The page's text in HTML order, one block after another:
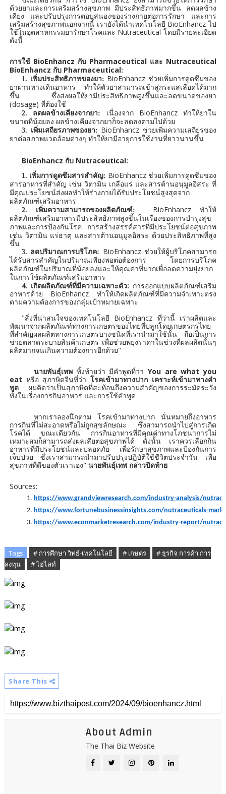
ด้วยยาและการเสริมสร้างสุขภาพ มีประสิทธิภาพมากขึ้น ลดผลข้าง
เคียง และปรับปรุงการตอบสนองของร่างกายต่อการรักษา และการ
เสริมสร้างสุขภาพนอกจากนี้ เรายังได้นำเทคโนโลยี BioEnhancz ไป
ใช้ในอุตสาหกรรมยารักษาโรคและ Nutraceutical โดยมีรายละเอียด
ดังนี้
การใช้ BioEnhancz กับ Pharmaceutical และ Nutraceutical
BioEnhancz กับ Pharmaceutical:
1. เพิ่มประสิทธิภาพของยา: BioEnhancz ช่วยเพิ่มการดูดซึมของ
ยาผ่านทางเดินอาหาร ทำให้ตัวยาสามารถเข้าสู่กระแสเลือดได้มาก
ขึ้น ซึ่งส่งผลให้ยามีประสิทธิภาพสูงขึ้นและลดขนาดของยา
(dosage) ที่ต้องใช้
2.
ลดผลข้างเคียงจากยา: เนื่องจากBioEnhanczทำให้ยาใน
ขนาดที่น้อยลง ผลข้างเคียงจากยาก็จะลดลงตามไปด้วย
3. เพิ่มเสถียรภาพของยา: BioEnhancz ช่วยเพิ่มความเสถียรของ
ยาต่อสภาพแวดล้อมต่างๆ ทำให้ยามีอายุการใช้งานที่ยาวนานขึ้น
BioEnhancz กับ Nutraceutical:
1. เพิ่มการดูดซึมสารสำคัญ: BioEnhancz ช่วยเพิ่มการดูดซึมของ
สารอาหารที่สำคัญ เช่น วิตามิน เกลือแร่ และสารต้านอนุมูลอิสระ ที่
มีคุณประโยชน์ส่งผลทำให้ร่างกายได้รับประโยชน์สูงสุดจาก
ผลิตภัณฑ์เสริมอาหาร
2. เพิ่มความสามารถของผลิตภัณฑ์:
BioEnhanczทำให้
ผลิตภัณฑ์เสริมอาหารมีประสิทธิภาพสูงขึ้นในเรื่องของการบำรุงสุข
ภาพและการป้องกันโรคการสร้างสรรค์สารที่มีประโยชน์ต่อสุขภาพ
เช่น วิตามิน แร่ธาตุ และสารต้านอนุมูลอิสระ ด้วยประสิทธิภาพที่สูง
ขึ้น
3. ลดปริมาณการบริโภค: BioEnhanczช่วยให้ผู้บริโภคสามารถ
ได้รับสารสำคัญในปริมาณเพียงพอต่อต้องการ โดยการบริโภค
ผลิตภัณฑ์ในปริมาณที่น้อยลงและให้คุณค่าที่มากเพื่อลดความยุ่งยาก
ในการใช้ผลิตภัณฑ์เสริมอาหาร
4. เกิดผลิตภัณฑ์ที่มีความเฉพาะตัว: การออกแบบผลิตภัณฑ์เสริม
อาหารด้วย BioEnhancz ทำให้เกิดผลิตภัณฑ์ที่มีความจำเพาะตรง
ตามความต้องการของกลุ่มเป้าหมายเฉพาะ
"สิ่งที่น่าสนใจของเทคโนโลยี BioEnhancz ที่ว่านี้ เราผลิตและ
พัฒนาจากผลิตภัณฑ์ทางการเกษตรของไทยที่ปลูกโดยเกษตรกรไทย
ที่สำคัญผลผลิตทางการเกษตรบางชนิดที่เรานำมาใช้นั้น ถือเป็นการ
ช่วยตลาดระบายสินค้าเกษตร เพื่อช่วยพยุงราคาในช่วงที่ผลผลิตนั้นๆ
ผลิตมากจนเกินความต้องการอีกด้วย"
นายพันธุ์เทพทิ้งท้ายว่า มีคำพูดที่ว่า You are what you
eat หรือ สุภาษิตจีนที่ว่าโรคเข้ามาทางปาก เคราะห์เข้ามาทางคำ
พูดผมคิดว่าเป็นสุภาษิตที่สะท้อนถึงความสำคัญของการระมัดระวัง
ทั้งในเรื่องการกินอาหาร และการใช้คำพูด
หากเราลองนึกตาม โรคเข้ามาทางปาก นั่นหมายถึงอาหาร
การกินที่ไม่สะอาดหรือไม่ถูกสุขลักษณะ ซึ่งสามารถนำไปสู่การเกิด
โรคได้ ขณะเดียวกัน การกินอาหารที่มีคุณค่าทางโภชนาการไม่
เหมาะสมก็สามารถส่งผลเสียต่อสุขภาพได้ ดังนั้น เราควรเลือกกิน
อาหารที่มีประโยชน์และปลอดภัย เพื่อรักษาสุขภาพและป้องกันการ
เจ็บป่วย ซึ่งเราสามารถนำมาปรับปรุงปฏิบัติใช้ชีวิตประจำวัน เพื่อ
สุขภาพที่ดีของตัวเราเอง" นายพันธุ์เทพ กล่าวปิดท้าย
Sources:
https://www.grandviewresearch.com/industry-analysis/
https://www.fortunebusinessinsights.com/nutraceuticals-
https://www.econmarketresearch.com/industry-report/
Tags # การศึกษา วิทย์-เทคโนโลยี # เกษตร
# ธุรกิจ การค้า การ
ลงทุน
# ไฮไลท์
Share This
About Admin
The Thai Biz Website